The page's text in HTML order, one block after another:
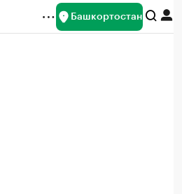
Башкортостан